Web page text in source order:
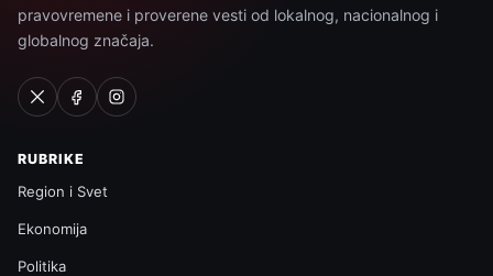
pravovremene i proverene vesti od lokalnog, nacionalnog i
globalnog značaja.
RUBRIKE
Region i Svet
Ekonomija
Politika